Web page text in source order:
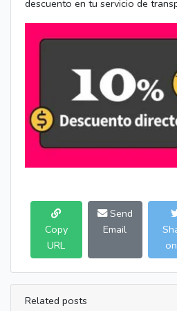
descuento en tu servicio de
Copy
URL
Send
Email
Related posts